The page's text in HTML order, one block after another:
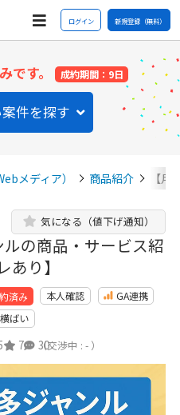
ログイン 新規登録（無料）
です。 成約期間：9日
件を探す
メディア） 商品紹介 【
ルの商品・サービス紹
り】
気になる（値下げ通知）
済み 本人確認
GA連携
ばい
7 30
（交渉中 : - ）